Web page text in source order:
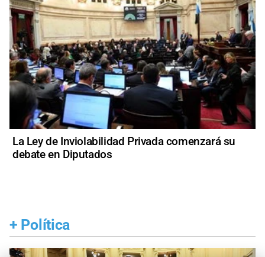
La Ley de Inviolabilidad Privada comenzará su
debate en Diputados
+ Política